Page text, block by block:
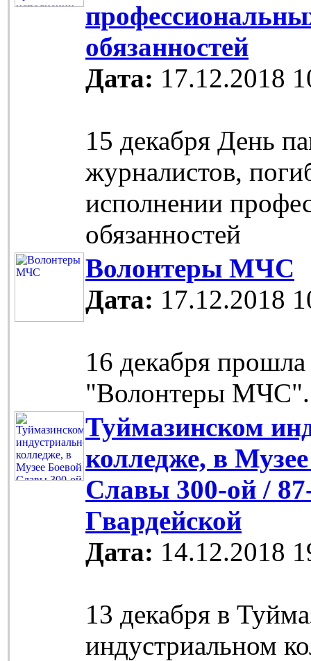
обязанностей
Дата: 17.12.2018
15 декабря День
журналистов,
исполнении
обязанностей
Волонтеры МЧС
Дата: 17.12.2018
16 декабря
"Волонтеры МЧС".
Туймазинском
колледже, в
Славы 300-ой /
Гвардейской
Дата: 14.12.2018
13 декабря в
индустриальном